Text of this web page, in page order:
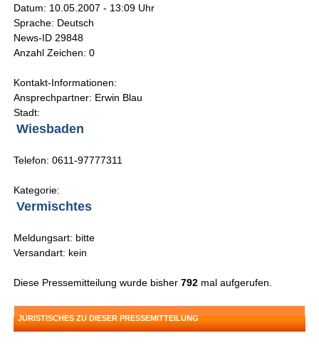
Datum: 10.05.2007 - 13:09 Uhr
Sprache: Deutsch
News-ID 29848
Anzahl Zeichen: 0
Kontakt-Informationen:
Ansprechpartner: Erwin Blau
Stadt:
Wiesbaden
Telefon: 0611-97777311
Kategorie:
Vermischtes
Meldungsart: bitte
Versandart: kein
Diese Pressemitteilung wurde bisher792 mal aufgerufen.
JURISTISCHES ZU DIESER PRESSEMITTEILUNG